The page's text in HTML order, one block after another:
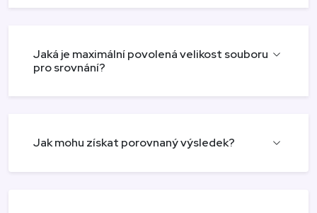
Jaká je maximální povolená velikost souboru
pro srovnání?
Jak mohu získat porovnaný výsledek?